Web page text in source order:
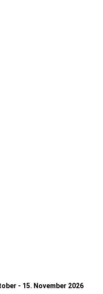
- 15. November 2026